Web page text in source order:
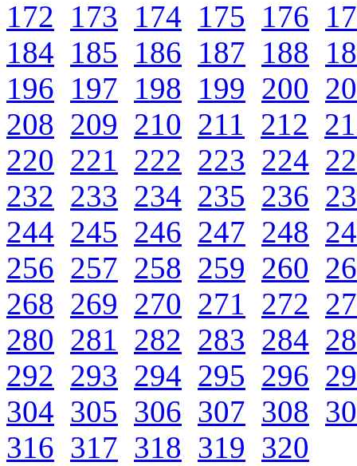
172 173 174 175 176
184 185 186 187 188
196 197 198 199 200
208 209 210 211 212
220 221 222 223 224
232 233 234 235 236
244 245 246 247 248
256 257 258 259 260
268 269 270 271 272
280 281 282 283 284
292 293 294 295 296
304 305 306 307 308
316 317 318 319 320